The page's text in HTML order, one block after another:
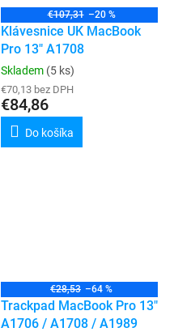
€107,31 –20 %
Klávesnice UK MacBook
Pro 13" A1708
Skladem (5 ks)
€70,13 bez DPH
€84,86
Do košíka
€28,53 –64 %
Trackpad MacBook Pro 13"
A1706 / A1708 / A1989